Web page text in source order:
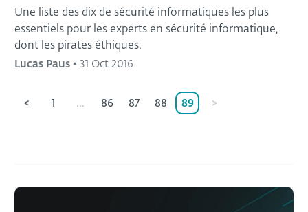
Une liste des dix de sécurité informatiques les plus
essentiels pour les experts en sécurité informatique,
dont les pirates éthiques.
Lucas Paus • 31 Oct 2016
< 1 ... 86 87 88 89 >